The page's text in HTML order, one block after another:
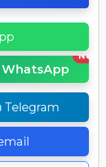
WhatsApp
New
Telegram